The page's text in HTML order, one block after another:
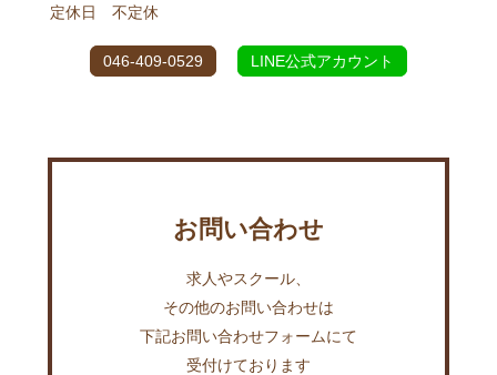
定休日 不定休
046-409-0529 LINE公式アカウント
お問い合わせ
求人やスクール、
その他のお問い合わせは
下記お問い合わせフォームにて
受付けております